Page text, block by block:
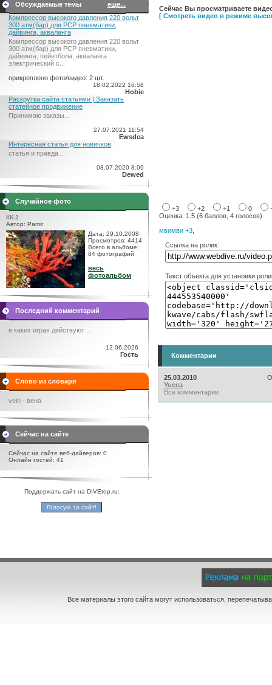
Обсуждаемые темы
еще...
Компрессор высокого давления 220 вольт
300 атм(бар) для PCP пневматики,
дайвинга, акваланга
Компрессор высокого давления 220 вольт
300 атм(бар) для PCP пневматики,
дайвинга, пейнтбола, акваланга
электрический c...
прикреплено фото/видео: 2 шт.
18.02.2022 16:58
Hobie
Раскрутка сайта статьями | Заказать
статейное продвижение
Принимаю заказы...
27.07.2021 11:54
Ewsdea
Интересная статья для новичков
статья и правда...
08.07.2020 8:09
Dewed
Случайное фото
КК-2
Автор: Pamir
Дата: 29.10.2008
Просмотров: 4414
Всего в альбоме:
84 фотографий
весь
фотоальбом
Последний комментарий
в каких играх действуют ...
12.06.2026
Гость
Слово из словаря
vein - вена
Сейчас на сайте
Сейчас на сайте веб-дайверов: 0
Онлайн гостей: 41
Поддержать сайт на DIVEtop.ru:
Сейчас Вы просматриваете
[ Смотреть видео в режиме
+3 +2 +1 0
Оценка: 1.5 (6 баллов, 4 голосов)
мвимви +3
Ссылка на ролик:
Текст объекта для установки
Комментарии
25.03.2010
Yucca
Все комментарии
Все материалы этого сайта могут использоваться,